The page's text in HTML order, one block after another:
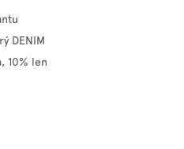
DENIM
10% len